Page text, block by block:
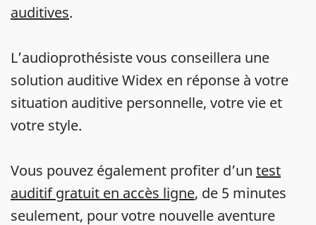
auditives.
L’audioprothésiste vous conseillera une
solution auditive Widex en réponse à votre
situation auditive personnelle, votre vie et
votre style.
Vous pouvez également profiter d’un test
auditif gratuit en accès ligne, de 5 minutes
seulement, pour votre nouvelle aventure